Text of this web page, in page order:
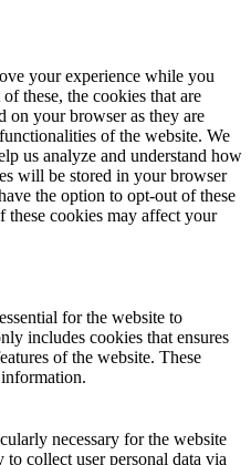
your experience while you
these, the cookies that are
on your browser as they are
of the website. We
us analyze and understand how
will be stored in your browser
the option to opt-out of these
cookies may affect your
for the website to
includes cookies that ensures
of the website. These
necessary for the website
collect user personal data via